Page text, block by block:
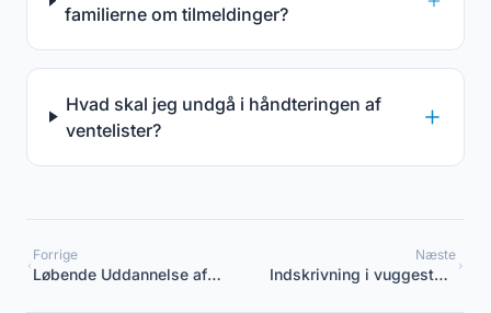
familierne om tilmeldinger?
Hvad skal jeg undgå i håndteringen af
ventelister?
Forrige
Løbende Uddannelse af
Næste
Indskrivning i vuggestue: